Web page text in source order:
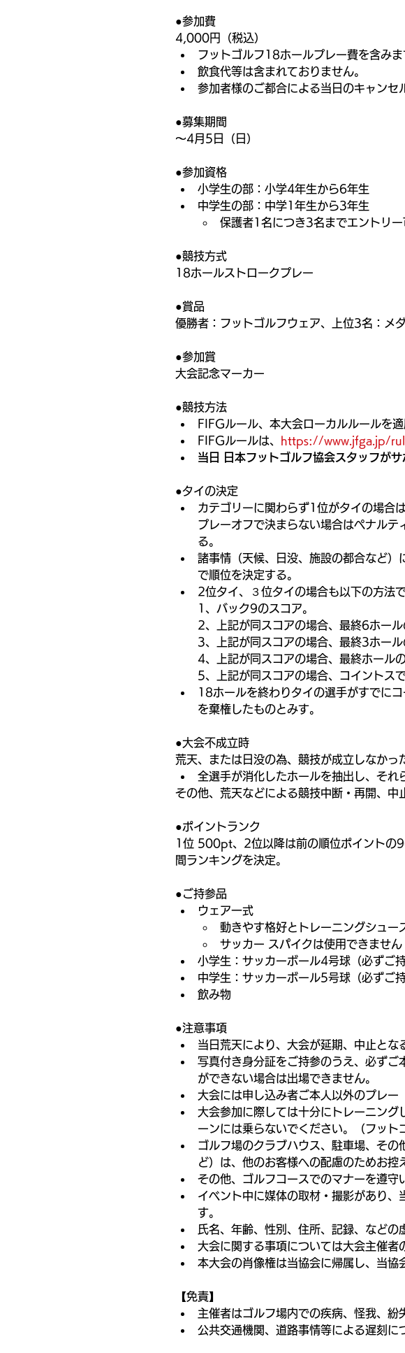
●参加費
4,000円（税込）
フットゴルフ18ホールプレー費を含みま
飲食代等は含まれておりません。
参加者様のご都合による当日のキャンセ
●募集期間
〜4月5日（日）
●参加資格
小学生の部：小学4年生から6年生
中学生の部：中学1年生から3年生
保護者1名につき3名までエントリー
●競技方式
18ホールストロークプレー
●賞品
優勝者：フットゴルフウェア、上位3名：メ
●参加賞
大会記念マーカー
●競技方法
FIFGルール、本大会ローカルルールを適
FIFGルールは、
https://www.jfga.jp/
当日 日本フットゴルフ協会スタッフが
●タイの決定
カテゴリーに関わらず1位がタイの場合
プレーオフで決まらない場合はペナル
る。
諸事情（天候、日没、施設の都合など
で順位を決定する。
2位タイ、３位タイの場合も以下の方法
1、バック9のスコア。
2、上記が同スコアの場合、最終6ホール
3、上記が同スコアの場合、最終3ホール
4、上記が同スコアの場合、最終ホール
5、上記が同スコアの場合、コイントス
18ホールを終わりタイの選手がすでに
を棄権したものとみす。
●大会不成立時
荒天、または日没の為、競技が成立しなかっ
全選手が消化したホールを抽出し、それ
その他、荒天などによる競技中断・再開、中
●ポイントランク
1位 500pt、2位以降は前の順位ポイントの
間ランキングを決定。
●ご持参品
ウェア一式
動きやす格好とトレーニングシュー
サッカー スパイクは使用できません
小学生：サッカーボール4号球（必ずご
中学生：サッカーボール5号球（必ずご
飲み物
●注意事項
当日荒天により、大会が延期、中止とな
写真付き身分証をご持参のうえ、必ず
ができない場合は出場できません。
大会には申し込み者ご本人以外のプレー
大会参加に際しては十分にトレーニング
ーンには乗らないでください。（フット
ゴルフ場のクラブハウス、駐車場、そ
ど）は、他のお客様への配慮のためお控
その他、ゴルフコースでのマナーを遵守
イベント中に媒体の取材・撮影があり、
す。
氏名、年齢、性別、住所、記録、などの
大会に関する事項については大会主催者
本大会の肖像権は当協会に帰属し、当協
【免責】
主催者はゴルフ場内での疾病、怪我、紛
公共交通機関、道路事情等による遅刻に